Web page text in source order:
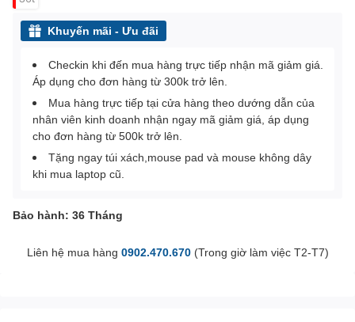
Khuyến mãi - Ưu đãi
Checkin khi đến mua hàng trực tiếp nhận mã giảm giá.
Áp dụng cho đơn hàng từ 300k trở lên.
Mua hàng trực tiếp tại cửa hàng theo dướng dẫn của
nhân viên kinh doanh nhận ngay mã giảm giá, áp dụng
cho đơn hàng từ 500k trở lên.
Tặng ngay túi xách,mouse pad và mouse không dây
khi mua laptop cũ.
Bảo hành: 36 Tháng
Liên hệ mua hàng 0902.470.670(Trong giờ làm việc T2-T7)